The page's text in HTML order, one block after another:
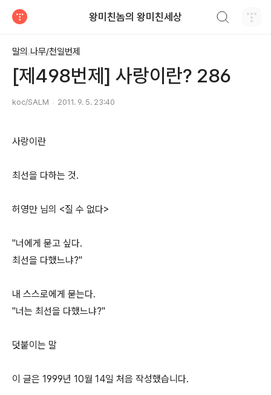
왕미친놈의 왕미친세상
말의 나무/천일번제
[제498번제] 사랑이란? 286
koc/SALM 2011. 9. 5. 23:40
사랑이란
최선을 다하는 것.
허영만 님의 <질 수 없다>
"너에게 묻고 싶다.
최선을 다했느냐?"
내 스스로에게 묻는다.
"너는 최선을 다했느냐?"
덧붙이는 말
이 글은 1999년 10월 14일 처음 작성했습니다.